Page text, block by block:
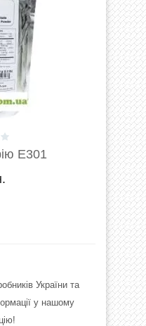
України та
у нашому